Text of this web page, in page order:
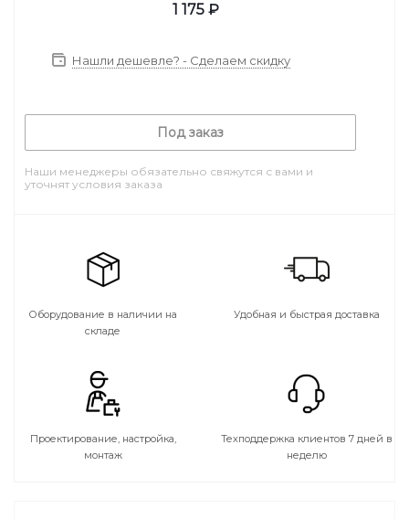
1 175 ₽
Нашли дешевле? - Сделаем скидку
Под заказ
Наши менеджеры обязательно свяжутся с вами и
уточнят условия заказа
Оборудование в наличии на
складе
Удобная и быстрая доставка
Проектирование, настройка,
монтаж
Техподдержка клиентов 7 дней в
неделю